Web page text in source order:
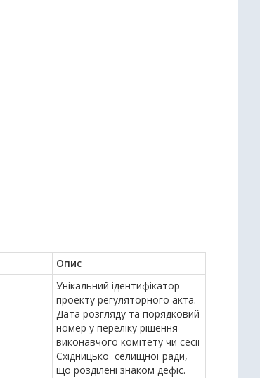
Опис
Унікальний ідентифікатор
проекту регуляторного акта.
Дата розгляду та порядковий
номер у переліку рішення
виконавчого комітету чи сесії
Східницької селищної ради,
що розділені знаком дефіс.